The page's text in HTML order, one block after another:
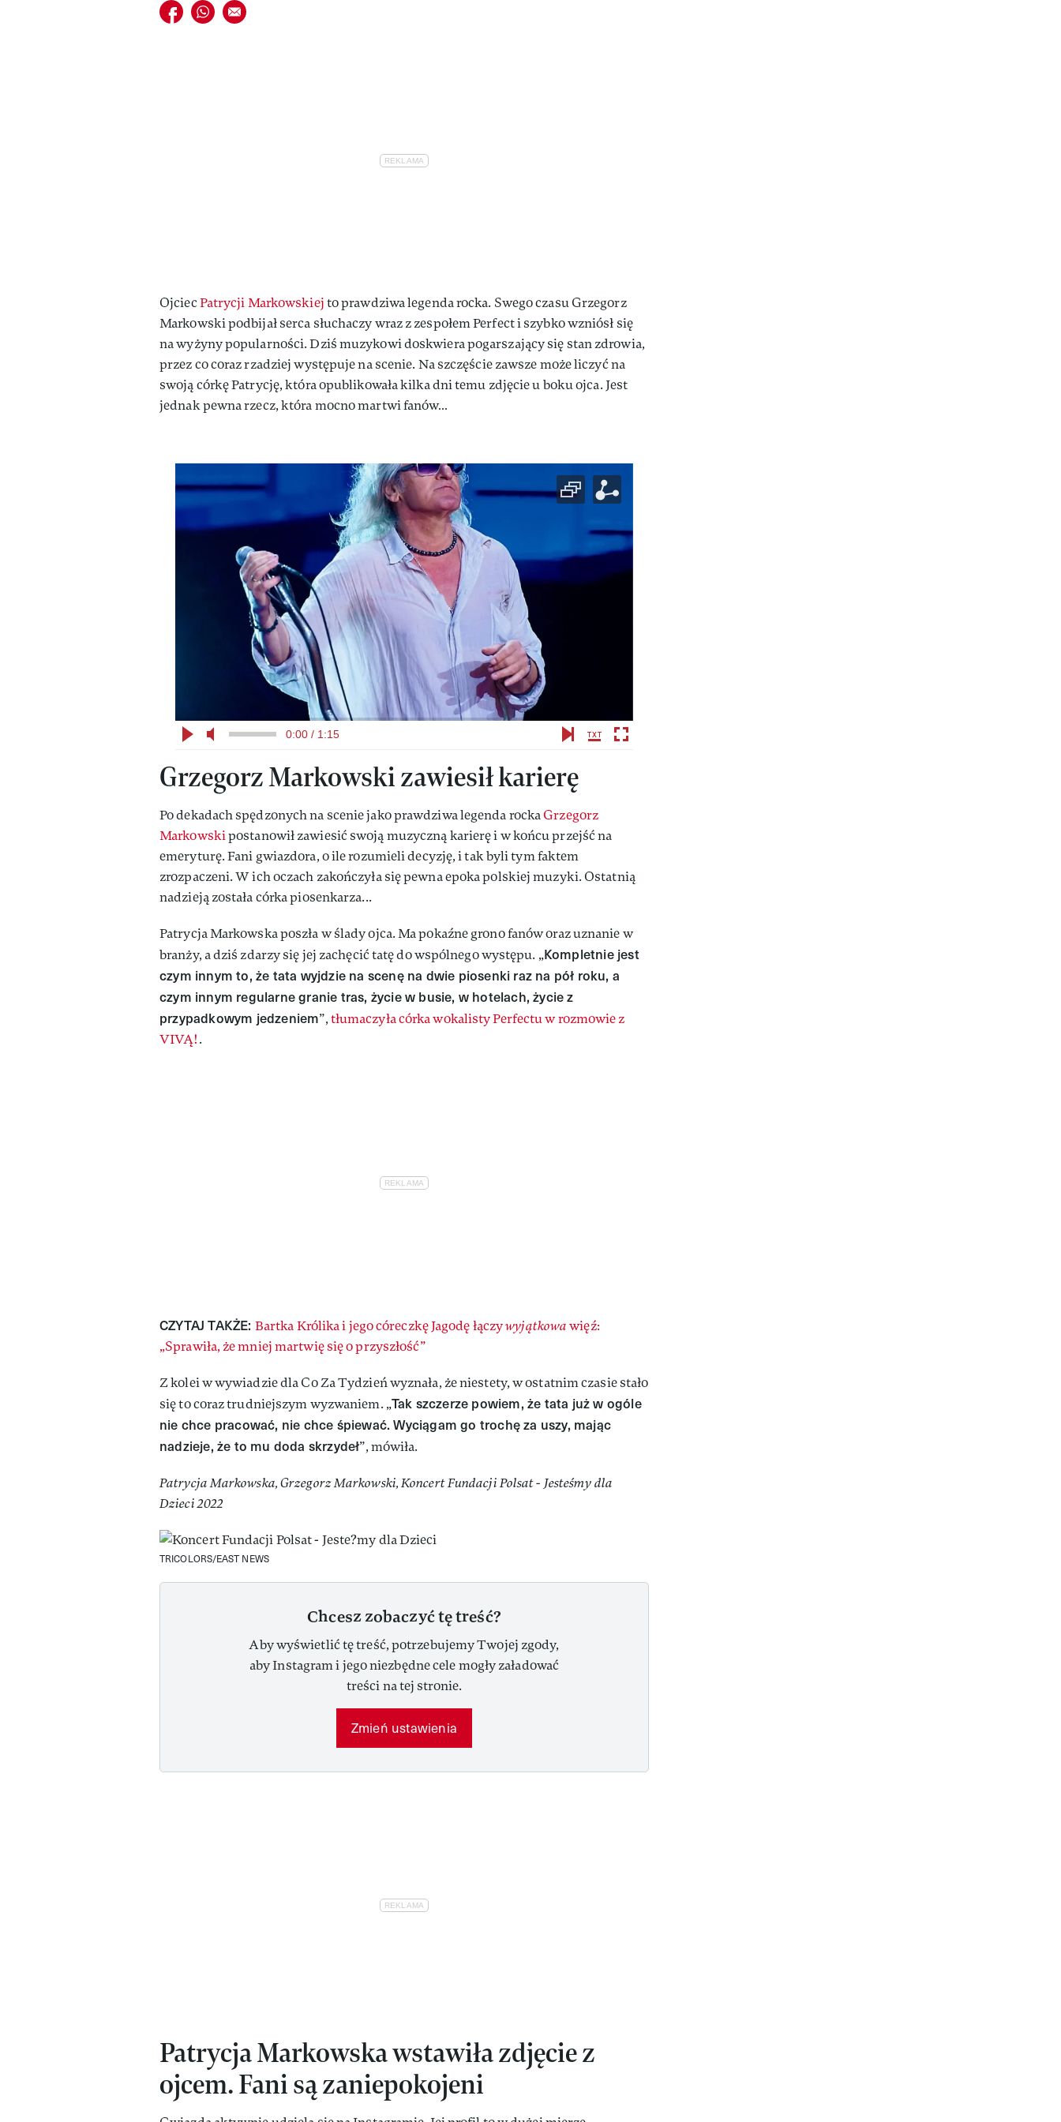
Udostępnij na facebook
Udostępnij na whatsapp
E-mail do przyjaciela
OjciecPatrycji Markowskiejto prawdziwa legenda rocka. Swego czasu Grzegorz
Markowski podbijał serca słuchaczy wraz z zespołem Perfect i szybko wzniósł się
na wyżyny popularności. Dziś muzykowi doskwiera pogarszający się stan zdrowia,
przez co coraz rzadziej występuje na scenie. Na szczęście zawsze może liczyć na
swoją córkę Patrycję, która opublikowała kilka dni temu zdjęcie u boku ojca. Jest
jednak pewna rzecz, która mocno martwi fanów…
0:00 / 1:15
Grzegorz Markowski zawiesił karierę
Po dekadach spędzonych na scenie jako prawdziwa legenda rockaGrzegorz
Markowskipostanowił zawiesić swoją muzyczną karierę i w końcu przejść na
emeryturę. Fani gwiazdora, o ile rozumieli decyzję, i tak byli tym faktem
zrozpaczeni. W ich oczach zakończyła się pewna epoka polskiej muzyki. Ostatnią
nadzieją została córka piosenkarza...
Patrycja Markowska poszła w ślady ojca. Ma pokaźne grono fanów oraz uznanie w
branży, a dziś zdarzy się jej zachęcić tatę do wspólnego występu. „Kompletnie jest
czym innym to, że tata wyjdzie na scenę na dwie piosenki raz na pół roku, a
czym innym regularne granie tras, życie w busie, w hotelach, życie z
przypadkowym jedzeniem”,tłumaczyła córka wokalisty Perfectu w rozmowie z
VIVĄ!.
CZYTAJ TAKŻE: Bartka Królika i jego córeczkę Jagodę łączywyjątkowawięź:
„Sprawiła, że mniej martwię się o przyszłość”
Z kolei w wywiadzie dla Co Za Tydzień wyznała, że niestety, w ostatnim czasie stało
się to coraz trudniejszym wyzwaniem. „Tak szczerze powiem, że tata już w ogóle
nie chce pracować, nie chce śpiewać. Wyciągam go trochę za uszy, mając
nadzieje, że to mu doda skrzydeł”, mówiła.
Patrycja Markowska, Grzegorz Markowski, Koncert Fundacji Polsat - Jesteśmy dla
Dzieci 2022
TRICOLORS/EAST NEWS
Chcesz zobaczyć tę treść?
Aby wyświetlić tę treść, potrzebujemy Twojej zgody,
aby Instagram i jego niezbędne cele mogły załadować
treści na tej stronie.
Zmień ustawienia
Patrycja Markowska wstawiła zdjęcie z
ojcem. Fani są zaniepokojeni